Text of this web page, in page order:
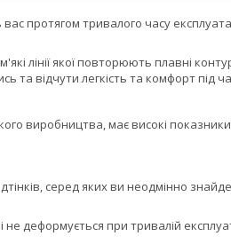
протягом тривалого часу
лінії якої повторюють плавні
та відчути легкість та комфорт під
виробництва, має високі показники
серед яких ви неодмінно
деформується при тривалій